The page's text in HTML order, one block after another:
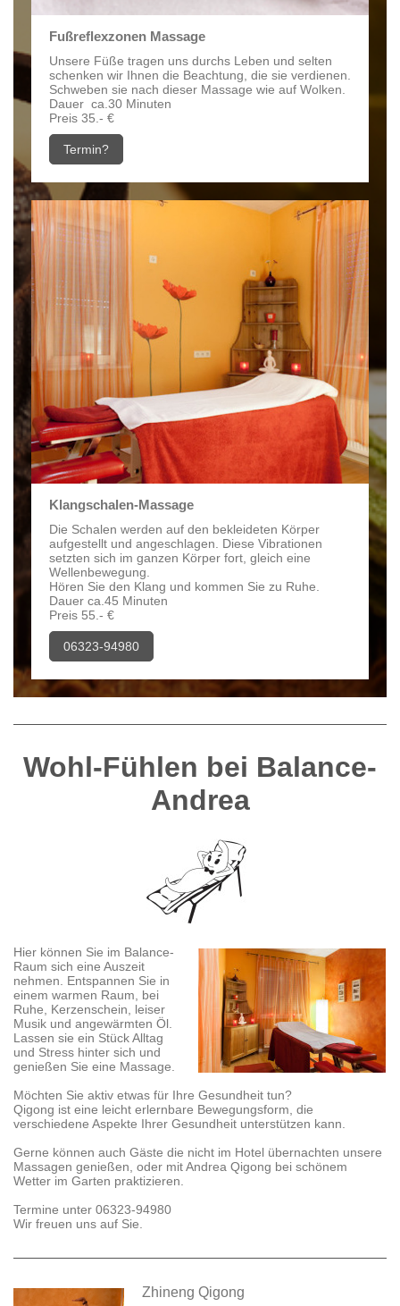
Fußreflexzonen Massage
Unsere Füße tragen uns durchs Leben und selten
schenken wir Ihnen die Beachtung, die sie verdienen.
Schweben sie nach dieser Massage wie auf Wolken.
Dauer ca.30 Minuten
Preis 35.- €
Termin?
Klangschalen-Massage
Die Schalen werden auf den bekleideten Körper
aufgestellt und angeschlagen. Diese Vibrationen
setzten sich im ganzen Körper fort, gleich eine
Wellenbewegung.
Hören Sie den Klang und kommen Sie zu Ruhe.
Dauer ca.45 Minuten
Preis 55.- €
06323-94980
Wohl-Fühlen bei Balance-
Andrea
Hier können Sie im Balance-
Raum sich eine Auszeit
nehmen. Entspannen Sie in
einem warmen Raum, bei
Ruhe, Kerzenschein, leiser
Musik und angewärmten Öl.
Lassen sie ein Stück Alltag
und Stress hinter sich und
genießen Sie eine Massage.
Möchten Sie aktiv etwas für Ihre Gesundheit tun?
Qigong ist eine leicht erlernbare Bewegungsform, die
verschiedene Aspekte Ihrer Gesundheit unterstützen kann.
Gerne können auch Gäste die nicht im Hotel übernachten unsere
Massagen genießen, oder mit Andrea Qigong bei schönem
Wetter im Garten praktizieren.
Termine unter 06323-94980
Wir freuen uns auf Sie.
Zhineng Qigong